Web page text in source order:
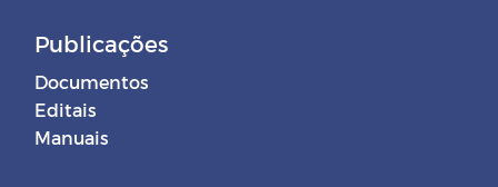
Publicações
Documentos
Editais
Manuais